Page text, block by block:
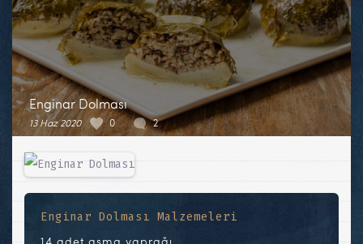
Enginar Dolması
13 Haz 2020 0 2
Enginar Dolması Malzemeleri